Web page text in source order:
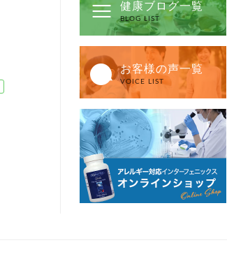
健康ブログ一覧
BLOG LIST
お客様の声一覧
VOICE LIST